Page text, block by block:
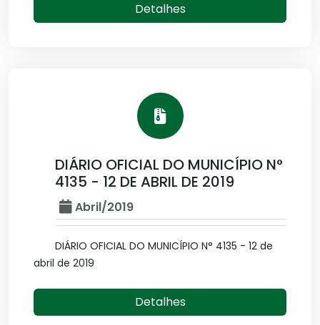
Detalhes
DIÁRIO OFICIAL DO MUNICÍPIO N°
4135 - 12 DE ABRIL DE 2019
Abril/2019
DIÁRIO OFICIAL DO MUNICÍPIO N° 4135 - 12 de
abril de 2019
Detalhes